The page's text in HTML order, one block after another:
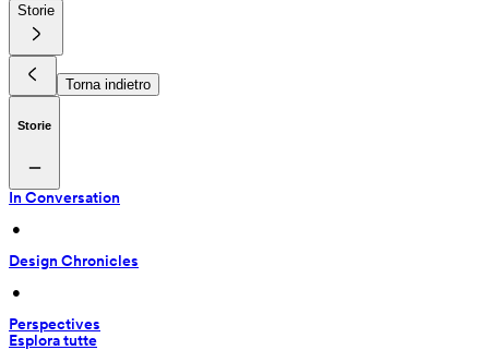
Storie
Torna indietro
Storie
In Conversation
•
Design Chronicles
•
Perspectives
Esplora tutte